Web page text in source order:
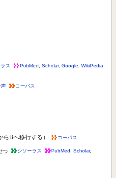
ス PubMed Scholar, Google WikiPedia
声 コーパス
らBへ移行する） コーパス
つ シソーラス PubMed , Scholar,